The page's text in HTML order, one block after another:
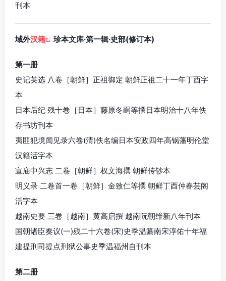
刊本
域外汉籍 珍本文库·第一辑·史部(修订本)
第一册
史记英选 八卷［朝鲜］正祖御定 朝鲜正祖二十一年丁酉字
本
日本后纪 残十卷［日本］藤原冬嗣等撰日本明治十八年佚
存书坊刊本
夷匪犯境闻见录六卷(清)佚名编日本安政四年高锅藩明伦堂
汉籍活字本
宣庙中兴志 二卷［朝鲜］权文海撰 朝鲜传钞本
明义录 二卷首一卷［朝鲜］金致仁等撰 朝鲜丁酉仲春芸阁
活字本
越南史要 三卷［越南］黄高启撰 越南阮朝维新八年刊本
国朝诸臣奏议(一)残二十六卷(宋)史季温纂南宋淳佑十年福
建提刑司提点刑狱公事史季温福州自刊本
第二册